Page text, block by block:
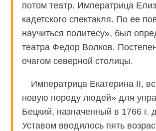
потом театр. Императрица
кадетского спектакля. По ее
научиться политесу», был
театра Федор Волков.
очагом северной столицы.
Императрица Екатерина II,
новую породу людей» для
Бецкий, назначенный в 1766 г.
Уставом вводилось пять